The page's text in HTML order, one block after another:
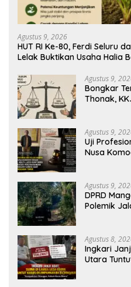
Agustus 9, 2026
HUT RI Ke-80, Ferdi Seluru
Lelak Buktikan Usaha Halia
Agustus 9,
Bongkar
Thonak,
Agustus 9,
Uji
Nusa
Agustus 9,
DPRD
Polemik
Agustus 8,
Ingkari
Utara